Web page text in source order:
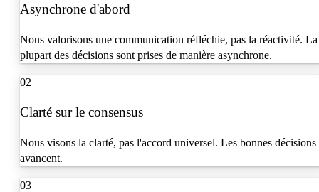
Asynchrone d'abord
Nous valorisons une communication réfléchie, pas la réactivité. La
plupart des décisions sont prises de manière asynchrone.
02
Clarté sur le consensus
Nous visons la clarté, pas l'accord universel. Les bonnes décisions
avancent.
03